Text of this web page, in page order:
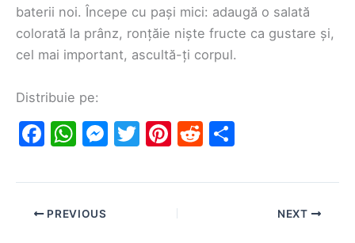
baterii noi. Începe cu pași mici: adaugă o salată
colorată la prânz, ronțăie niște fructe ca gustare și,
cel mai important, ascultă-ți corpul.
Distribuie pe:
F
c
e
W
at
s
M
s
T
itt
Pi
er
e
R
d ar
PREVIOUS NEXT